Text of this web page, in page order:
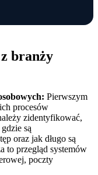
branży
Pierwszym
procesów
zidentyfikować,
są
oraz jak długo są
to przegląd systemów
poczty